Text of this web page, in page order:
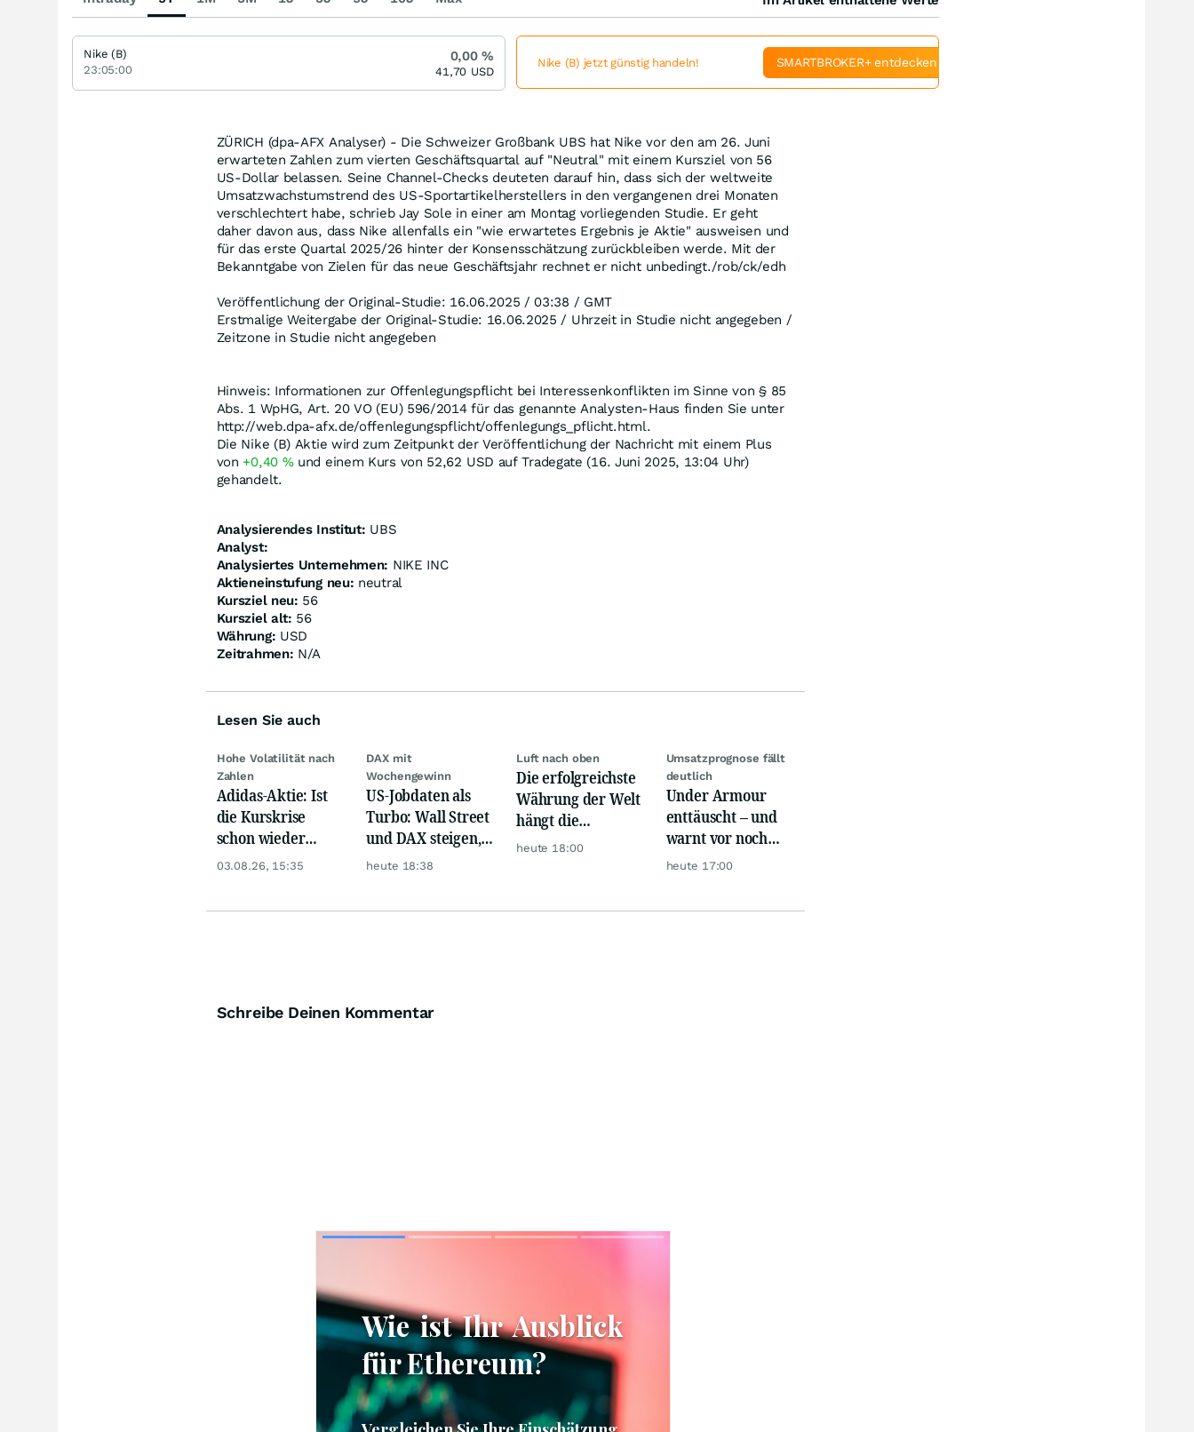
ZÜRICH (dpa-AFX Analyser) - Die Schweizer Großbank UBS hat Nike vor den am 26. Juni
erwarteten Zahlen zum vierten Geschäftsquartal auf "Neutral" mit einem Kursziel von 56
US-Dollar belassen. Seine Channel-Checks deuteten darauf hin, dass sich der weltweite
Umsatzwachstumstrend des US-Sportartikelherstellers in den vergangenen drei Monaten
verschlechtert habe, schrieb Jay Sole in einer am Montag vorliegenden Studie. Er geht
daher davon aus, dass Nike allenfalls ein "wie erwartetes Ergebnis je Aktie" ausweisen und
für das erste Quartal 2025/26 hinter der Konsensschätzung zurückbleiben werde. Mit der
Bekanntgabe von Zielen für das neue Geschäftsjahr rechnet er nicht unbedingt./rob/ck/edh
Veröffentlichung der Original-Studie: 16.06.2025 / 03:38 / GMT
Erstmalige Weitergabe der Original-Studie: 16.06.2025 / Uhrzeit in Studie nicht angegeben /
Zeitzone in Studie nicht angegeben
Hinweis: Informationen zur Offenlegungspflicht bei Interessenkonflikten im Sinne von § 85
Abs. 1 WpHG, Art. 20 VO (EU) 596/2014 für das genannte Analysten-Haus finden Sie unter
http://web.dpa-afx.de/offenlegungspflicht/offenlegungs_pflicht.html.
Die Nike (B) Aktie wird zum Zeitpunkt der Veröffentlichung der Nachricht mit einem Plus
von +0,40 %und einem Kurs von 52,62 USD auf Tradegate (16. Juni 2025, 13:04 Uhr)
gehandelt.
Analysierendes Institut: UBS
Analyst:
Analysiertes Unternehmen: NIKE INC
Aktieneinstufung neu: neutral
Kursziel neu: 56
Kursziel alt: 56
Währung: USD
Zeitrahmen: N/A
Lesen Sie auch
Hohe Volatilität nach
Zahlen
Adidas-Aktie: Ist
die Kurskrise
schon wieder
abgehakt?
03.08.26, 15:35
DAX mit
Wochengewinn
US-Jobdaten als
Turbo: Wall Street
und DAX steigen,
Gold glänzt
heute 18:38
Luft nach oben
Die erfolgreichste
Währung der Welt
hängt die
Konkurrenz ab
heute 18:00
Umsatzprognose fällt
deutlich
Under Armour
enttäuscht – und
warnt vor noch
schwächeren
heute 17:00
Schreibe Deinen Kommentar
Nike (B)
23:05:00
0,00%
41,70 USD
Nike (B) jetzt günstig handeln! SMARTBROKER+ entdecken